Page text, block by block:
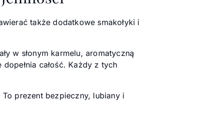
także dodatkowe smakołyki i
w słonym karmelu, aromatyczną
całość. Każdy z tych
prezent bezpieczny, lubiany i